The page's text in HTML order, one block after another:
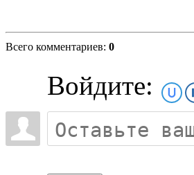
Всего комментариев: 0
Войдите: